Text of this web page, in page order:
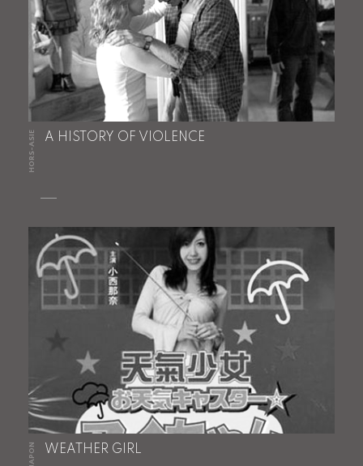
HORS-ASIE A HISTORY OF VIOLENCE
JAPON WEATHER GIRL